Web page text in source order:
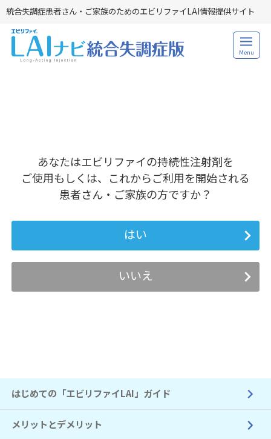
統合失調症患者さん・ご家族のためのエビリファイLAI情報提供サイト
Menu
あなたはエビリファイの持続性注射剤を
ご使用もしくは、これからご利用を開始される
患者さん・ご家族の方ですか？
はい
いいえ
はじめての「エビリファイLAI」ガイド
メリットとデメリット